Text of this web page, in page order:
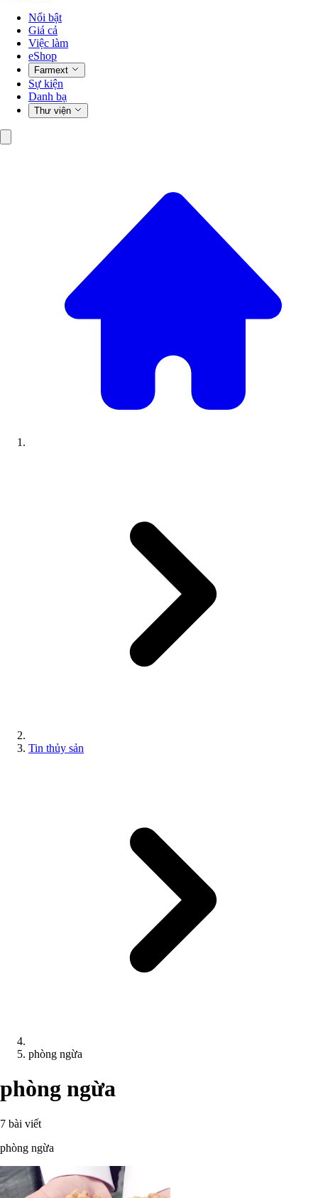
Nổi bật
Giá cả
Việc làm
eShop
Farmext
Sự kiện
Danh bạ
Thư viện
Tin thủy sản
phòng ngừa
phòng ngừa
7 bài viết
phòng ngừa